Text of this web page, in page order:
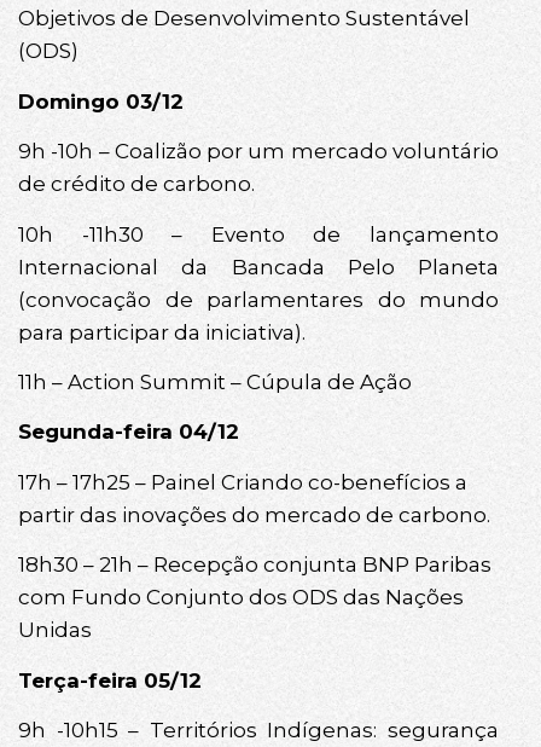
Objetivos de Desenvolvimento Sustentável
(ODS)
Domingo 03/12
9h -10h – Coalizão por um mercado voluntário
de crédito de carbono.
10h -11h30 – Evento de lançamento
Internacional da Bancada Pelo Planeta
(convocação de parlamentares do mundo
para participar da iniciativa).
11h – Action Summit – Cúpula de Ação
Segunda-feira 04/12
17h – 17h25 – Painel Criando co-benefícios a
partir das inovações do mercado de carbono.
18h30 – 21h – Recepção conjunta BNP Paribas
com Fundo Conjunto dos ODS das Nações
Unidas
Terça-feira 05/12
9h -10h15 – Territórios Indígenas: segurança